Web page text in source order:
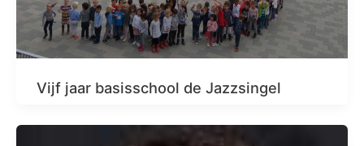
Vijf jaar basisschool de Jazzsingel